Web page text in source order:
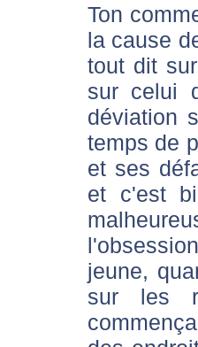
Ton
la cause
tout dit
sur celui
déviation
temps de
et ses
et c'est
jeune,
sur les